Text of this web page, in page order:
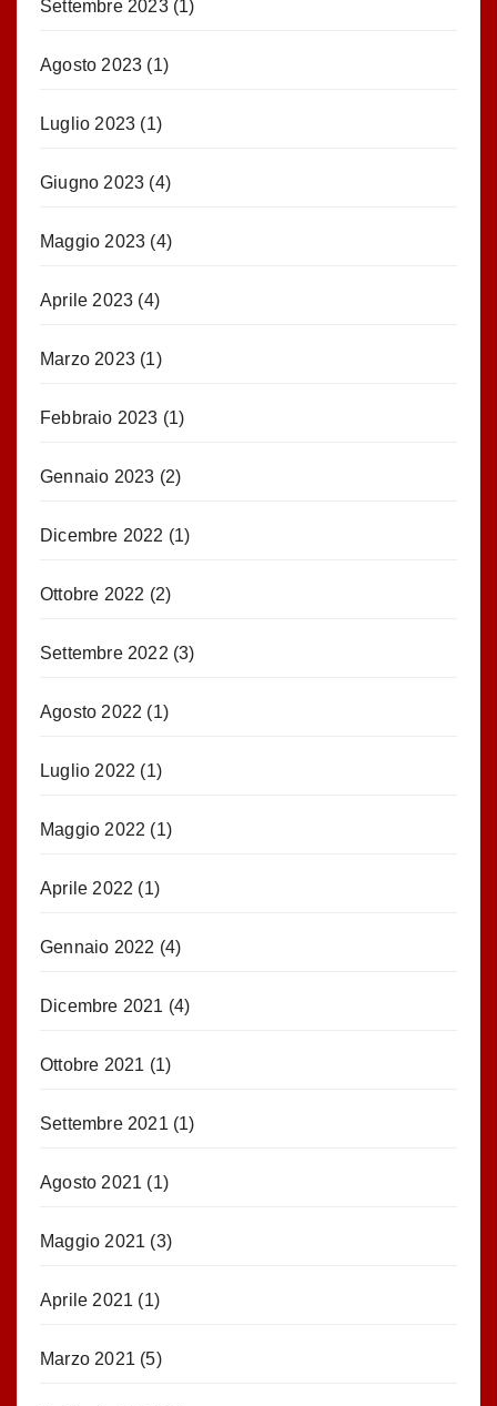
Settembre 2023(1)
Agosto 2023 (1)
Luglio 2023 (1)
Giugno 2023 (4)
Maggio 2023 (4)
Aprile 2023 (4)
Marzo 2023 (1)
Febbraio 2023 (1)
Gennaio 2023 (2)
Dicembre 2022 (1)
Ottobre 2022 (2)
Settembre 2022 (3)
Agosto 2022 (1)
Luglio 2022 (1)
Maggio 2022 (1)
Aprile 2022 (1)
Gennaio 2022 (4)
Dicembre 2021 (4)
Ottobre 2021 (1)
Settembre 2021 (1)
Agosto 2021 (1)
Maggio 2021 (3)
Aprile 2021 (1)
Marzo 2021 (5)